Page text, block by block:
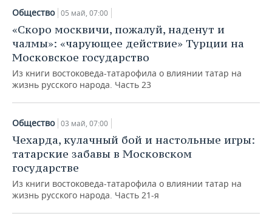
Общество 05 май, 07:00
«Скоро москвичи, пожалуй, наденут и
чалмы»: «чарующее действие» Турции на
Московское государство
Из книги востоковеда-татарофила о влиянии татар на
жизнь русского народа. Часть 23
Общество 03 май, 07:00
Чехарда, кулачный бой и настольные игры:
татарские забавы в Московском
государстве
Из книги востоковеда-татарофила о влиянии татар на
жизнь русского народа. Часть 21-я